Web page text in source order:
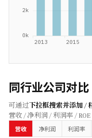
同行业公司对比
可通过下拉框搜索并添加 /
营收 / 净利润 / 利润率 /
营收 净利润 利润率